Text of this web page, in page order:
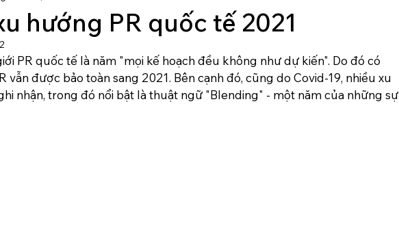
hướng PR quốc tế 2021
PR quốc tế là năm "mọi kế hoạch đều không như dự kiến". Do đó có
vẫn được bảo toàn sang 2021. Bên cạnh đó, cũng do Covid-19, nhiều xu
nhận, trong đó nổi bật là thuật ngữ "Blending" - một năm của những sự